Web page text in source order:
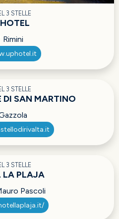
3 STELLE
Rimini
3 STELLE
DI SAN MARTINO
3 STELLE
LA PLAJA
Pascoli